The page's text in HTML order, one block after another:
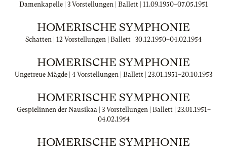
Damenkapelle | 3 Vorstellungen | Ballett | 11.09.1950–07.05.1951
HOMERISCHE SYMPHONIE
Schatten | 12 Vorstellungen | Ballett | 30.12.1950–04.02.1954
HOMERISCHE SYMPHONIE
Ungetreue Mägde | 4 Vorstellungen | Ballett | 23.01.1951–20.10.1953
HOMERISCHE SYMPHONIE
Gespielinnen der Nausikaa | 3 Vorstellungen | Ballett | 23.01.1951–
04.02.1954
HOMERISCHE SYMPHONIE